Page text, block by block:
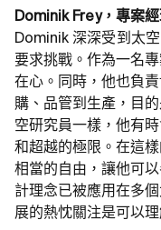
Dominik Frey，專案
Dominik 深深受到太
要求挑戰。作為一名
在心。同時，他也負
購、品管到生產，目
空研究員一樣，他有
和超越的極限。在這
相當的自由，讓他可
計理念已被應用在多
展的熱忱關注是可以理